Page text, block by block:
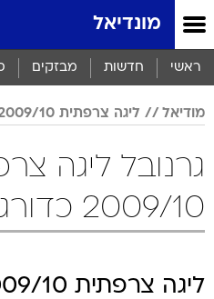
מונדיאל
ראשי חדשות מבזקים
מודיאל ליגה צרפתית 2009/10
גרנובל ליגה
2009/10 כדורגל
ליגה צרפתית 2009/10